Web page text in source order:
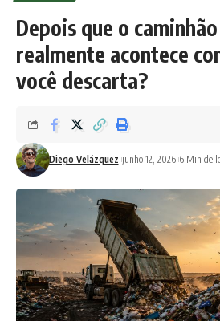
Depois que o
realmente acontece
você descarta?
Diego Velázquez junho 12, 2026 6 Min de